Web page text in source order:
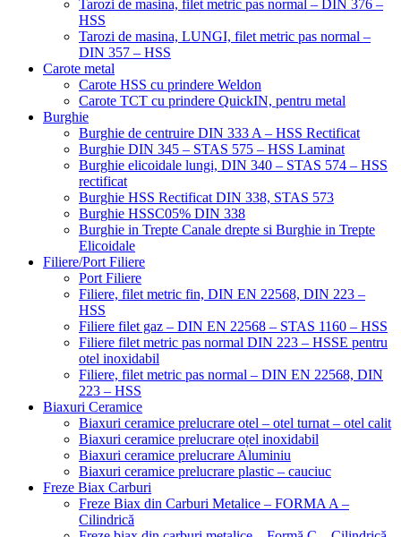
Tarozi de masina, filet metric pas normal – DIN 376 –
HSS
Tarozi de masina, LUNGI, filet metric pas normal –
DIN 357 – HSS
Carote metal
Carote HSS cu prindere Weldon
Carote TCT cu prindere QuickIN, pentru metal
Burghie
Burghie de centruire DIN 333 A – HSS Rectificat
Burghie DIN 345 – STAS 575 – HSS Laminat
Burghie elicoidale lungi, DIN 340 – STAS 574 – HSS
rectificat
Burghie HSS Rectificat DIN 338, STAS 573
Burghie HSSC05% DIN 338
Burghie in Trepte Canale drepte si Burghie in Trepte
Elicoidale
Filiere/Port Filiere
Port Filiere
Filiere, filet metric fin, DIN EN 22568, DIN 223 –
HSS
Filiere filet gaz – DIN EN 22568 – STAS 1160 – HSS
Filiere filet metric pas normal DIN 223 – HSSE pentru
otel inoxidabil
Filiere, filet metric pas normal – DIN EN 22568, DIN
223 – HSS
Biaxuri Ceramice
Biaxuri ceramice prelucrare otel – otel turnat – otel calit
Biaxuri ceramice prelucrare oțel inoxidabil
Biaxuri ceramice prelucrare Aluminiu
Biaxuri ceramice prelucrare plastic – cauciuc
Freze Biax Carburi
Freze Biax din Carburi Metalice – FORMA A –
Cilindrică